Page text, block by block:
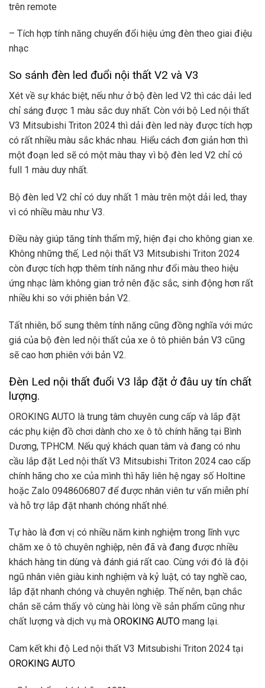
trên remote
– Tích hợp tính năng chuyển đổi hiệu ứng đèn theo giai điệu
nhạc
So sánh đèn led đuổi nội thất V2 và V3
Xét về sự khác biệt, nếu như ở bộ đèn led V2 thì các dải led
chỉ sáng được 1 màu sắc duy nhất. Còn với bộ Led nội thất
V3 Mitsubishi Triton 2024 thì dải đèn led này được tích hợp
có rất nhiều màu sắc khác nhau. Hiểu cách đơn giản hơn thì
một đoạn led sẽ có một màu thay vì bộ đèn led V2 chỉ có
full 1 màu duy nhất.
Bộ đèn led V2 chỉ có duy nhất 1 màu trên một dải led, thay
vì có nhiều màu như V3.
Điều này giúp tăng tính thẩm mỹ, hiện đại cho không gian xe.
Không những thế, Led nội thất V3 Mitsubishi Triton 2024
còn được tích hợp thêm tính năng như đổi màu theo hiệu
ứng nhạc làm không gian trở nên đặc sắc, sinh động hơn rất
nhiều khi so với phiên bản V2.
Tất nhiên, bổ sung thêm tính năng cũng đồng nghĩa với mức
giá của bộ đèn led nội thất của xe ô tô phiên bản V3 cũng
sẽ cao hơn phiên với bản V2.
Đèn Led nội thất đuổi V3 lắp đặt ở đâu uy tín chất
lượng.
OROKING AUTO là trung tâm chuyên cung cấp và lắp đặt
các phụ kiện đồ chơi dành cho xe ô tô chính hãng tại Bình
Dương, TPHCM. Nếu quý khách quan tâm và đang có nhu
cầu lắp đặt Led nội thất V3 Mitsubishi Triton 2024 cao cấp
chính hãng cho xe của mình thì hãy liên hệ ngay số Holtine
hoặc Zalo 0948606807 để được nhân viên tư vấn miễn phí
và hỗ trợ lắp đặt nhanh chóng nhất nhé.
Tự hào là đơn vị có nhiều năm kinh nghiệm trong lĩnh vực
chăm xe ô tô chuyên nghiệp, nên đã và đang được nhiều
khách hàng tin dùng và đánh giá rất cao. Cùng với đó là đội
ngũ nhân viên giàu kinh nghiệm và kỷ luật, có tay nghề cao,
lắp đặt nhanh chóng và chuyên nghiệp. Thế nên, bạn chắc
chắn sẽ cảm thấy vô cùng hài lòng về sản phẩm cũng như
chất lượng và dịch vụ mà OROKING AUTO mang lại.
Cam kết khi độ Led nội thất V3 Mitsubishi Triton 2024 tại
OROKING AUTO